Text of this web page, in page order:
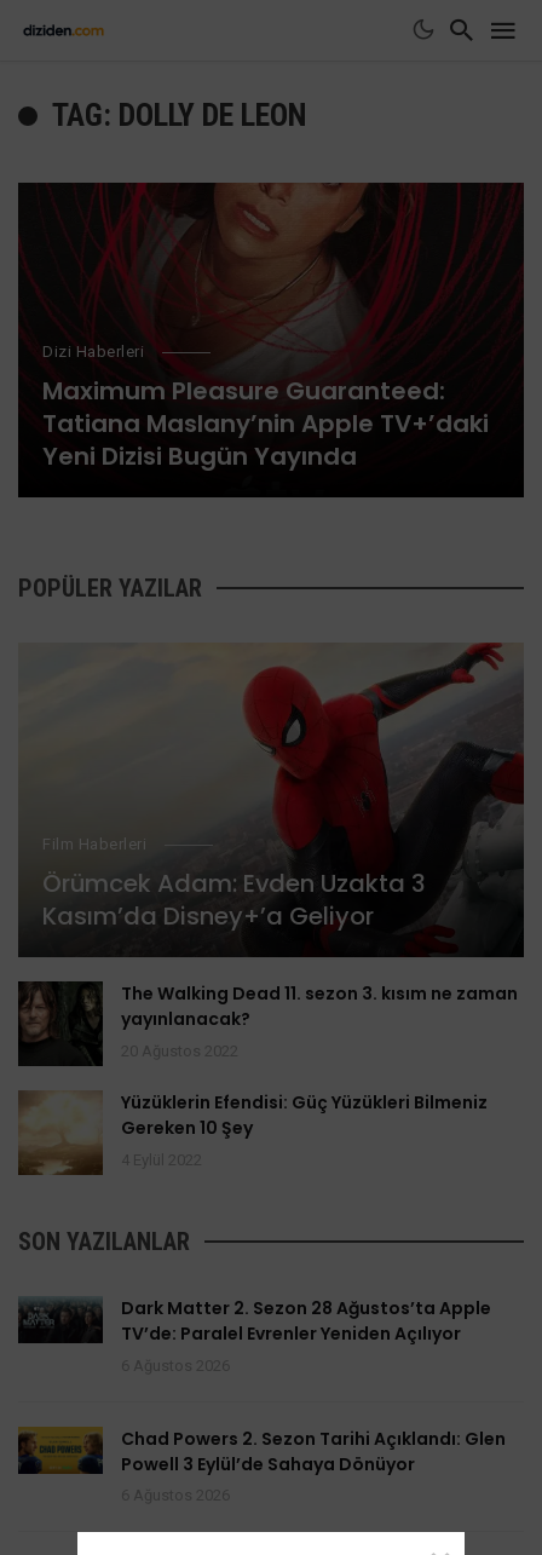
TAG: DOLLY DE LEON
Dizi Haberleri
Maximum Pleasure Guaranteed:
Tatiana Maslany’nin Apple TV+’daki
Yeni Dizisi Bugün Yayında
POPÜLER YAZILAR
Film Haberleri
Örümcek Adam: Evden Uzakta 3
Kasım’da Disney+’a Geliyor
The Walking Dead 11. sezon 3. kısım ne zaman
yayınlanacak?
Yüzüklerin Efendisi: Güç Yüzükleri Bilmeniz
Gereken 10 Şey
SON YAZILANLAR
Dark Matter 2. Sezon 28 Ağustos’ta Apple
TV’de: Paralel Evrenler Yeniden Açılıyor
Chad Powers 2. Sezon Tarihi Açıklandı: Glen
Powell 3 Eylül’de Sahaya Dönüyor